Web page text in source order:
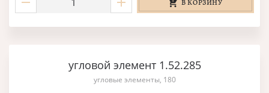
В КОРЗИНУ
угловой элемент 1.52.285
угловые элементы, 180